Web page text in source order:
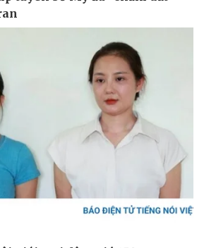
Ô tô - Xe máy
Ô tô
Xe máy